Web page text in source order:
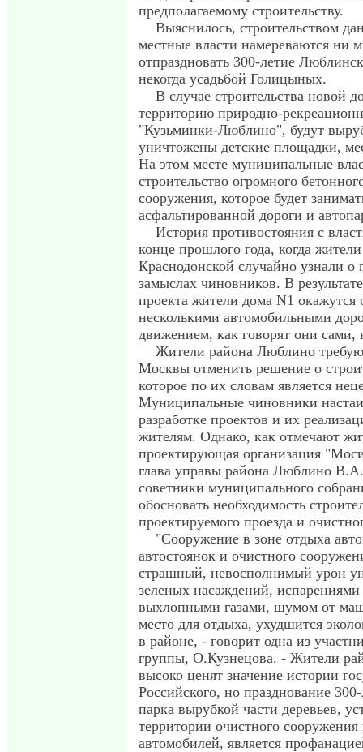
предполагаемому строительству.
Выяснилось, строительством
местные власти намереваются ни
отпраздновать 300-летие
некогда усадьбой Голицыных.
В случае строительства новой
территорию природно-
"Кузьминки-Люблино", будут
уничтожены детские площадки,
На этом месте муниципальные
строительство огромного
сооружения, которое будет
асфальтированной дороги и
История противостояния с
конце прошлого года, когда
Краснодонской случайно узнали о
замыслах чиновников. В
проекта жители дома N1
несколькими автомобильными
движением, как говорят они сами,
Жители района Люблино
Москвы отменить решение о
которое по их словам является
Муниципальные чиновники
разработке проектов и их
жителям. Однако, как отмечают
проектирующая организация
глава управы района Люблино
советники муниципального
обосновать необходимость
проектируемого проезда и
"Сооружение в зоне отдыха
автостоянок и очистного
страшный, невосполнимый урон
зеленых насаждений, испарениями
выхлопными газами, шумом от
место для отдыха, ухудшится
в районе, - говорит одна из
группы, О.Кузнецова. - Жители
высоко ценят значение истории
Российского, но празднование
парка вырубкой части деревьев,
территории очистного сооружения
автомобилей, является